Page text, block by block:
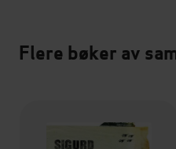
Flere bøker av